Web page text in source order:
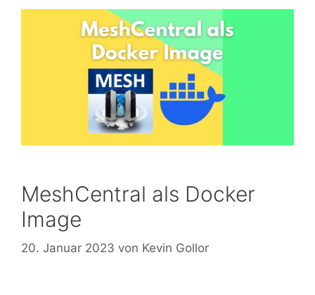
MeshCentral als Docker
Image
20. Januar 2023 von Kevin Gollor